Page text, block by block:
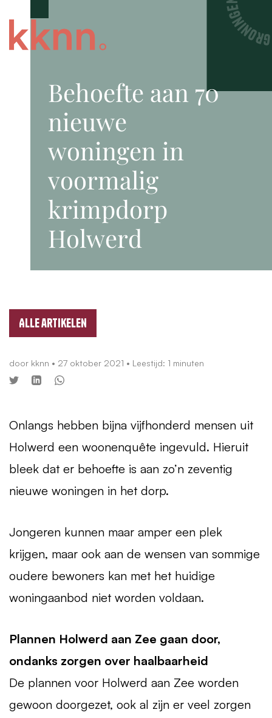
Behoefte aan 70
nieuwe
woningen in
voormalig
krimpdorp
Holwerd
Alle artikelen
door kknn • 27 oktober 2021 • Leestijd: 1 minuten
Onlangs hebben bijna vijfhonderd mensen uit
Holwerd een woonenquête ingevuld. Hieruit
bleek dat er behoefte is aan zo’n zeventig
nieuwe woningen in het dorp.
Jongeren kunnen maar amper een plek
krijgen, maar ook aan de wensen van sommige
oudere bewoners kan met het huidige
woningaanbod niet worden voldaan.
Plannen Holwerd aan Zee gaan door,
ondanks zorgen over haalbaarheid
De plannen voor Holwerd aan Zee worden
gewoon doorgezet, ook al zijn er veel zorgen